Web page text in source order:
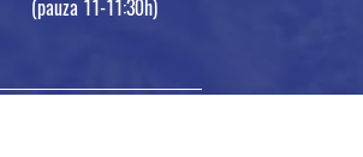
(pauza 11-11:30h)